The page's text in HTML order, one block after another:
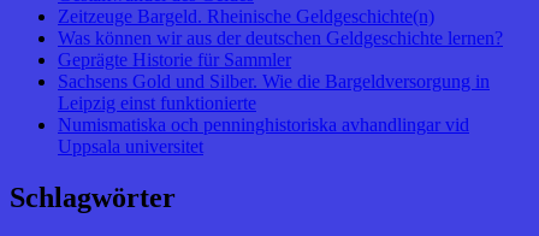
Zeitzeuge Bargeld. Rheinische Geldgeschichte(n)
Was können wir aus der deutschen Geldgeschichte lernen?
Geprägte Historie für Sammler
Sachsens Gold und Silber. Wie die Bargeldversorgung in
Leipzig einst funktionierte
Numismatiska och penninghistoriska avhandlingar vid
Uppsala universitet
Schlagwörter